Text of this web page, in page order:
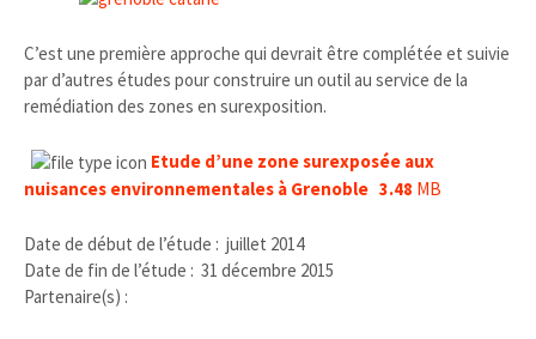
C’est une première approche qui devrait être complétée et suivie
par d’autres études pour construire un outil au service de la
remédiation des zones en surexposition.
Etude d’une zone surexposée aux
nuisances environnementales à Grenoble 3.48 MB
Date de début de l’étude : juillet 2014
Date de fin de l’étude : 31 décembre 2015
Partenaire(s) :